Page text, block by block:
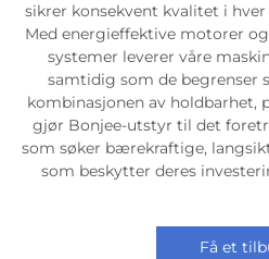
sikrer konsekvent kvalitet i
Med energieffektive motorer
systemer leverer våre
samtidig som de begrenser
kombinasjonen av
gjør Bonjee-utstyr til det
som søker bærekraftige,
som beskytter deres
Få et